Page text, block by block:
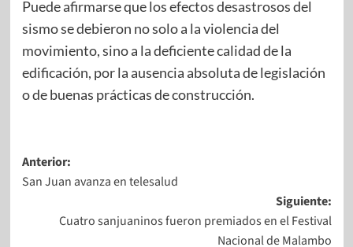
Puede afirmarse que los efectos desastrosos del
sismo se debieron no solo a la violencia del
movimiento, sino a la deficiente calidad de la
edificación, por la ausencia absoluta de legislación
o de buenas prácticas de construcción.
Anterior:
San Juan avanza en telesalud
Siguiente:
Cuatro sanjuaninos fueron premiados en el Festival
Nacional de Malambo